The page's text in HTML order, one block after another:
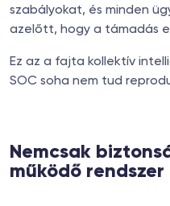
szabályokat, és minden
azelőtt, hogy a támadás
Ez az a fajta kollektív
SOC soha nem tud
Nemcsak
működő rendszer